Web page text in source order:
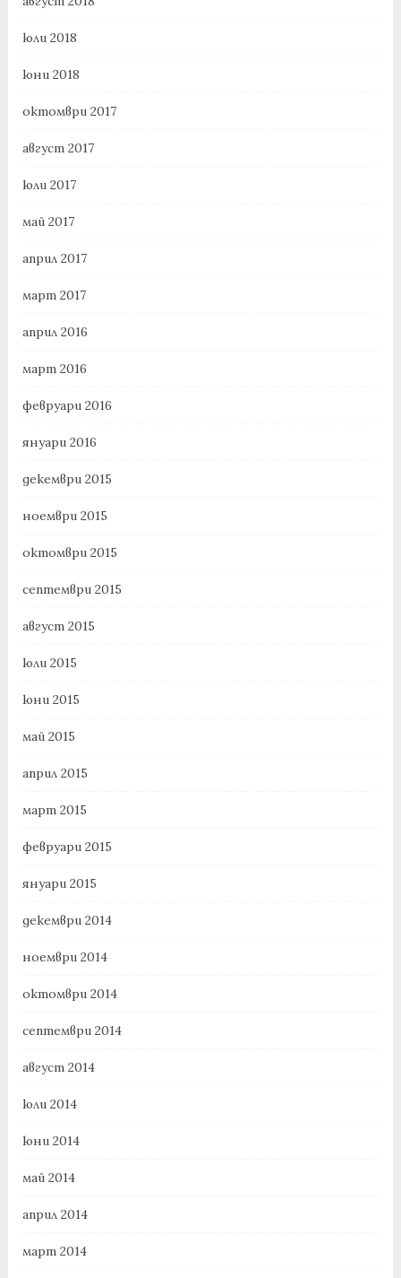
юли 2018
юни 2018
октомври 2017
август 2017
юли 2017
май 2017
април 2017
март 2017
април 2016
март 2016
февруари 2016
януари 2016
декември 2015
ноември 2015
октомври 2015
септември 2015
август 2015
юли 2015
юни 2015
май 2015
април 2015
март 2015
февруари 2015
януари 2015
декември 2014
ноември 2014
октомври 2014
септември 2014
август 2014
юли 2014
юни 2014
май 2014
април 2014
март 2014